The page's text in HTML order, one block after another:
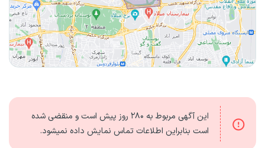
این آگهی مربوط به ۲۸۰ روز
پیش است و منقضی شده
است بنابراین اطلاعات تماس نمایش داده نمیشود.